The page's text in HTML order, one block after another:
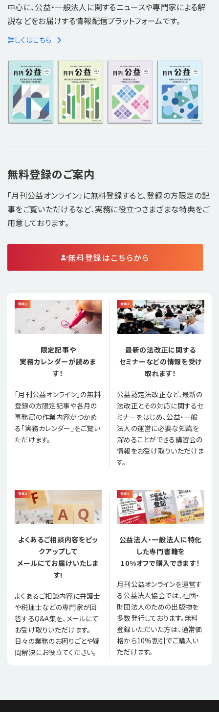
中心に、公益・一般法人に関するニュースや専門家による解
説などをお届けする情報配信プラットフォームです。
詳しくはこちら
無料登録のご案内
「月刊公益オンライン」に無料登録すると、登録の方限定の記
事をご覧いただけるなど、実務に役立つさまざまな特典をご
用意しております。
無料登録はこちらから
限定記事や
実務カレンダーが読めま
す！
「月刊公益オンライン」の無料
登録の方限定記事や各月の
事務局の作業内容がつかめ
る「実務カレンダー」をご覧い
ただけます。
最新の法改正に関する
セミナーなどの情報を受け
取れます！
公益認定法改正など、最新の
法改正とその対応に関するセ
ミナーをはじめ、公益・一般
法人の運営に必要な知識を
深めることができる講習会の
情報をお受け取りいただけま
す。
よくあるご相談内容をピッ
クアップして
メールにてお届けいたしま
す!
よくあるご相談内容に弁護士
や税理士などの専門家が回
答するQ&A集を、メールにて
お受け取りいただけます。
日々の業務のお困りごとや疑
問解決にお役立てください。
公益法人・一般法人に特化
した専門書籍を
10%オフで購入できます！
月刊公益オンラインを運営す
る公益法人協会では、社団・
財団法人のための出版物を
多数発行しております。無料
登録いただいた方は、通常価
格から10%割引でご購入い
ただけます。